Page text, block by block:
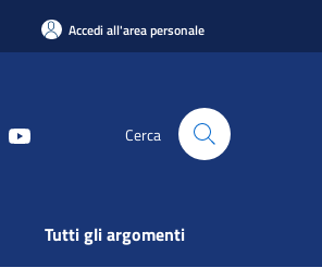
Accedi all'area personale
Cerca
Tutti gli argomenti